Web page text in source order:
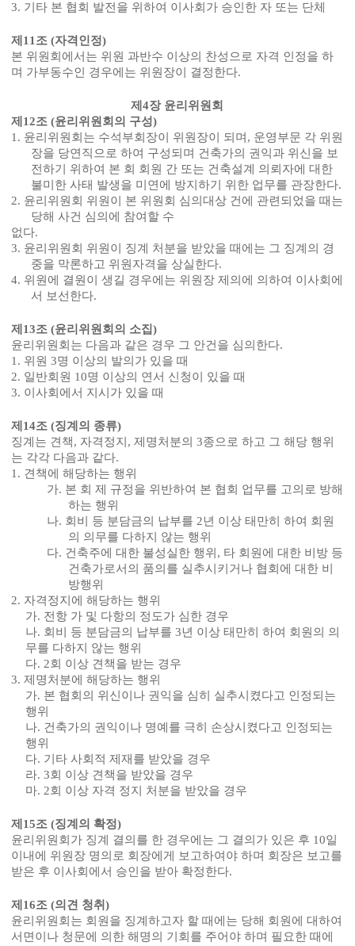
3. 기타 본 협회 발전을 위하여 이사회가 승인한 자 또는 단체
제 11 조(자격인정)
본 위원회에서는 위원 과반수 이상의 찬성으로 자격 인정을 하
며 가부동수인 경우에는 위원장이 결정한다.
제4장 윤리위원회
제 12조(윤리위원회의 구성)
1. 윤리위원회는 수석부회장이 위원장이 되며 , 운영부문 각 위원
장을 당연직으로 하여 구성되며 건축가의 권익과 위신을 보
전하기 위하여 본 회 회원 간 또는 건축설계 의뢰자에 대한
불미한 사태 발생을 미연에 방지하기 위한 업무를 관장한다.
2. 윤리위원회 위원이 본 위원회 심의대상 건에 관련되었을 때는
당해 사건 심의에 참여할 수
없다.
3. 윤리위원회 위원이 징계 처분을 받았을 때에는 그 징계의 경
중을 막론하고 위원자격을 상실한다.
4. 위원에 결원이 생길 경우에는 위원장 제의에 의하여 이사회에
서 보선한다.
제 13조(윤리위원회의 소집)
윤리위원회는 다음과 같은 경우 그 안건을 심의한다.
1. 위원3명 이상의 발의가 있을 때
2. 일반회원 10명 이상의 연서 신청이 있을 때
3. 이사회에서 지시가 있을 때
제 14조(징계의 종류)
징계는 견책, 자격정지 ,제명처분의3종으로 하고 그 해당 행위
는 각각 다음과 같다.
1. 견책에 해당하는 행위
가. 본 회 제 규정을 위반하여 본 협회 업무를 고의로 방해
하는 행위
나. 회비 등 분담금의 납부를 2년 이상 태만히 하여 회원
의 의무를 다하지 않는 행위
다. 건축주에 대한 불성실한 행위 , 타 회원에 대한 비방 등
건축가로서의 품의를 실추시키거나 협회에 대한 비
방행위
2. 자격정지에 해당하는 행위
가. 전항 가 및 다항의 정도가 심한 경우
나. 회비 등 분담금의 납부를3년 이상 태만히 하여 회원의 의
무를 다하지 않는 행위
다. 2회 이상 견책을 받는 경우
3.제명처분에 해당하는 행위
가. 본 협회의 위신이나 권익을 심히 실추시켰다고 인정되는
행위
나. 건축가의 권익이나 명예를 극히 손상시켰다고 인정되는
행위
다. 기타 사회적 제재를 받았을 경우
라. 3회 이상 견책을 받았을 경우
마. 2회 이상 자격 정지 처분을 받았을 경우
제 15조(징계의 확정)
윤리위원회가 징계 결의를 한 경우에는 그 결의가 있은 후 10일
이내에 위원장 명의로 회장에게 보고하여야 하며 회장은 보고를
받은 후 이사회에서 승인을 받아 확정한다.
제 16조(의견 청취)
윤리위원회는 회원을 징계하고자 할 때에는 당해 회원에 대하여
서면이나 청문에 의한 해명의 기회를 주어야 하며 필요한 때에